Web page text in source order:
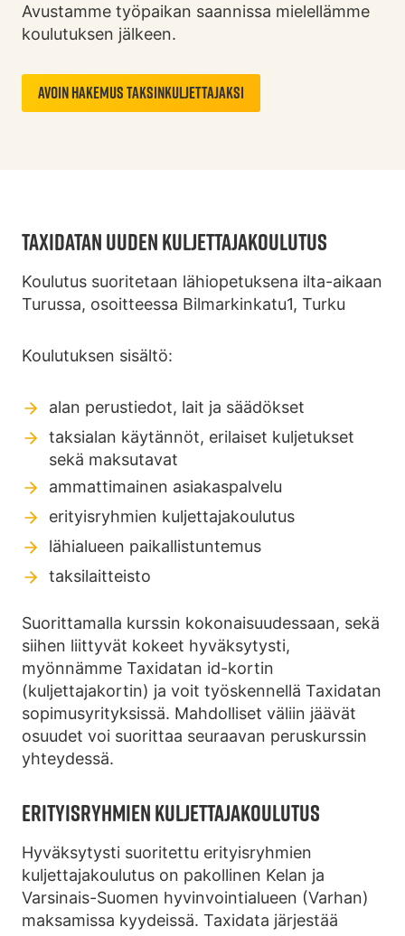
Avustamme työpaikan saannissa mielellämme
koulutuksen jälkeen.
Avoin hakemus taksinkuljettajaksi
TAXIDATAN UUDEN KULJETTAJAKOULUTUS
Koulutus suoritetaan lähiopetuksena ilta-aikaan
Turussa, osoitteessa Bilmarkinkatu1, Turku
Koulutuksen sisältö:
alan perustiedot, lait ja säädökset
taksialan käytännöt, erilaiset kuljetukset
sekä maksutavat
ammattimainen asiakaspalvelu
erityisryhmien kuljettajakoulutus
lähialueen paikallistuntemus
taksilaitteisto
Suorittamalla kurssin kokonaisuudessaan, sekä
siihen liittyvät kokeet hyväksytysti,
myönnämme Taxidatan id-kortin
(kuljettajakortin) ja voit työskennellä Taxidatan
sopimusyrityksissä. Mahdolliset väliin jäävät
osuudet voi suorittaa seuraavan peruskurssin
yhteydessä.
ERITYISRYHMIEN KULJETTAJAKOULUTUS
Hyväksytysti suoritettu erityisryhmien
kuljettajakoulutus on pakollinen Kelan ja
Varsinais-Suomen hyvinvointialueen (Varhan)
maksamissa kyydeissä. Taxidata järjestää